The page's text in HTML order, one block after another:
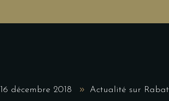
16 décembre 2018 Actualité sur Rabat